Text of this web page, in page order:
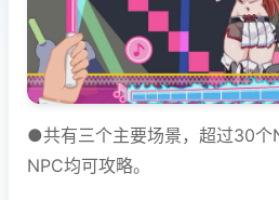
●共有三个主要场景，超过30个
NPC均可攻略。